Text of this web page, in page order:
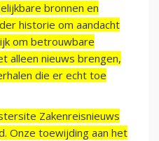
bronnen en
historie om aandacht
om betrouwbare
alleen nieuws brengen,
die er echt toe
Zakenreisnieuws
Onze toewijding aan het